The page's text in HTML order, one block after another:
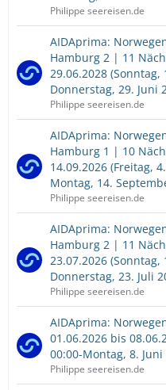
Philippe seereisen.de
AIDAprima:
Hamburg 2 | 11
29.06.2028 (Sonntag,
Donnerstag, 29. Juni
Philippe seereisen.de
AIDAprima:
Hamburg 1 | 10
14.09.2026 (Freitag,
Montag, 14.
Philippe seereisen.de
AIDAprima:
Hamburg 2 | 11
23.07.2026 (Sonntag,
Donnerstag, 23. Juli
Philippe seereisen.de
AIDAprima:
01.06.2026 bis
00:00-Montag, 8. Juni
Philippe seereisen.de